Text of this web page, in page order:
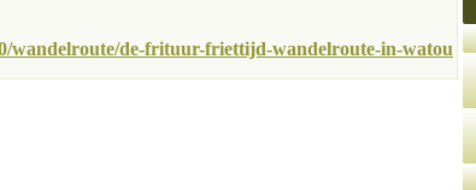
wandelroute/de-frituur-friettijd-wandelroute-in-watou